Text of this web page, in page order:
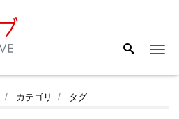
カテゴリ タグ